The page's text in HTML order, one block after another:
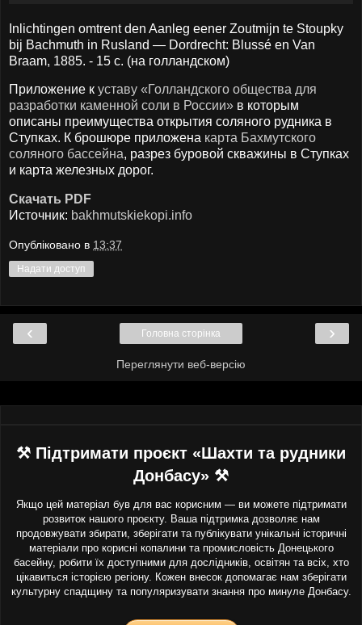
Inlichtingen omtrent den Aanleg eener Zoutmijn te Stoupky
bij Bachmuth in Rusland — Dordrecht: Blussé en Van
Braam, 1885. - 15 с. (на голландском)
Приложение к уставу «Голландского общества для
разработки каменной соли в России» в которым
описаны преимущества открытия соляного рудника в
Ступках. К брошюре приложена карта Бахмутского
соляного бассейна, разрез буровой скважины в Ступках
и карта железных дорог.
Скачать PDF
Источник: bakhmutskiekopi.info
Опубліковано в 13:37
Надати доступ
‹ ›
Головна сторінка
Переглянути веб-версію
⚒ Підтримати проєкт «Шахти та рудники
Донбасу» ⚒
Якщо цей матеріал був для вас корисним — ви можете підтримати
розвиток нашого проєкту. Ваша підтримка дозволяє нам
продовжувати збирати, зберігати та публікувати унікальні історичні
матеріали про корисні копалини та промисловість Донецького
басейну, робити їх доступними для дослідників, освітян та всіх, хто
цікавиться історією регіону. Кожен внесок допомагає нам зберігати
культурну спадщину та популяризувати знання про минуле Донбасу.